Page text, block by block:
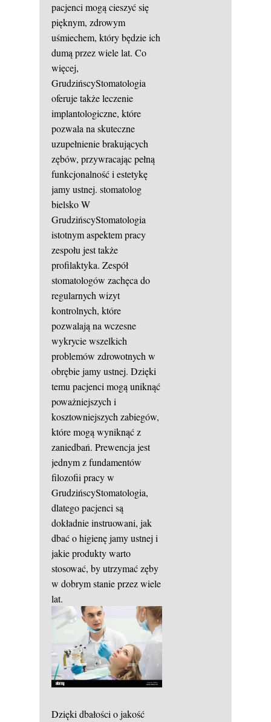
pacjenci mogą cieszyć się
pięknym, zdrowym
uśmiechem, który będzie ich
dumą przez wiele lat. Co
więcej,
GrudzińscyStomatologia
oferuje także leczenie
implantologiczne, które
pozwala na skuteczne
uzupełnienie brakujących
zębów, przywracając pełną
funkcjonalność i estetykę
jamy ustnej. stomatolog
bielskoW
GrudzińscyStomatologia
istotnym aspektem pracy
zespołu jest także
profilaktyka. Zespół
stomatologów zachęca do
regularnych wizyt
kontrolnych, które
pozwalają na wczesne
wykrycie wszelkich
problemów zdrowotnych w
obrębie jamy ustnej. Dzięki
temu pacjenci mogą uniknąć
poważniejszych i
kosztowniejszych zabiegów,
które mogą wyniknąć z
zaniedbań. Prewencja jest
jednym z fundamentów
filozofii pracy w
GrudzińscyStomatologia,
dlatego pacjenci są
dokładnie instruowani, jak
dbać o higienę jamy ustnej i
jakie produkty warto
stosować, by utrzymać zęby
w dobrym stanie przez wiele
lat.
Dzięki dbałości o jakość